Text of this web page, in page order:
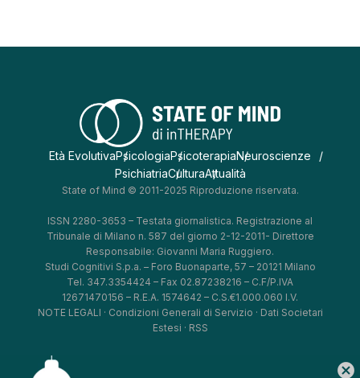
Età EvolutivaPsicologiaPsicoterapiaNeuroscienze
PsichiatriaCulturaAttualità
State of Mind © 2011-2025 Riproduzione riservata.
ISSN 2280-3653 – Testata giornalistica. Registrazione al
Tribunale di Milano n. 587 del giorno 2-12-2011- Direttore
Responsabile: Giovanni Maria Ruggiero.
Studi Cognitivi S.p.a. – Foro Buonaparte, 57 – 20121 Milano
Tel. 347.3354424 – Fax 02.87238216 – C.F/P.IVA
12671470156 – R.E.A. 1574642 – C.S.€1.000.060 I.V.
NOTE LEGALI · Condizioni Generali di Servizio · Dati Societari
Estesi · RSS
cancel